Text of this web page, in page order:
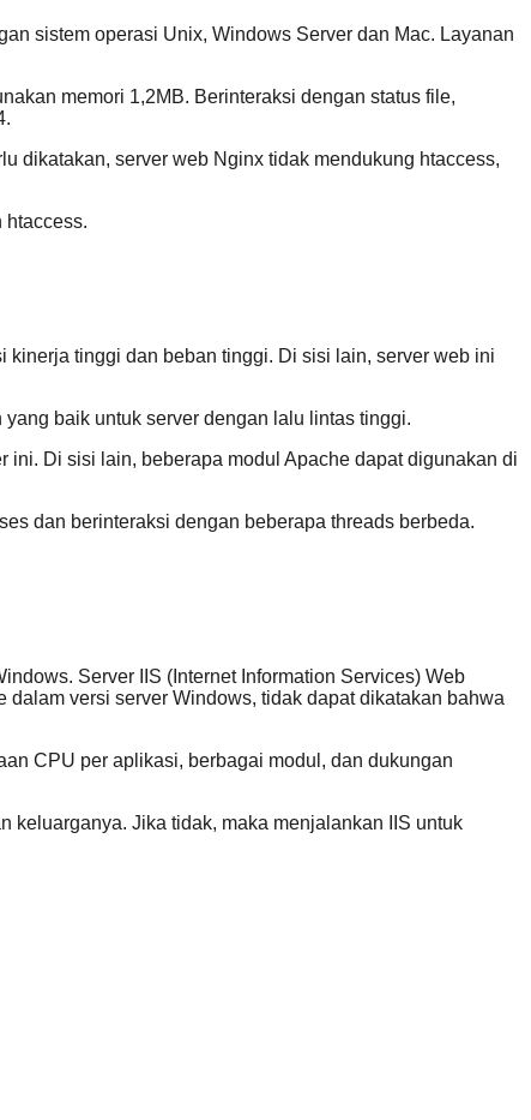
sistem operasi Unix, Windows Server dan Mac. Layanan
memori 1,2MB. Berinteraksi dengan status file,
dikatakan, server web Nginx tidak mendukung htaccess,
htaccess.
tinggi dan beban tinggi. Di sisi lain, server web ini
baik untuk server dengan lalu lintas tinggi.
Di sisi lain, beberapa modul Apache dapat digunakan di
dan berinteraksi dengan beberapa threads berbeda.
Server IIS (Internet Information Services) Web
versi server Windows, tidak dapat dikatakan bahwa
CPU per aplikasi, berbagai modul, dan dukungan
keluarganya. Jika tidak, maka menjalankan IIS untuk